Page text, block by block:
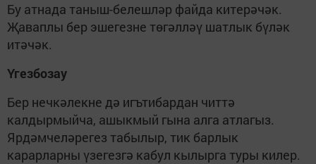
Бу атнада таныш-белешләр файда китерәчәк.
Җаваплы бер эшегезне төгәлләү шатлык бүләк
итәчәк.
Үгезбозау
Бер нечкәлекне дә игътибардан читтә
калдырмыйча, ашыкмый гына алга атлагыз.
Ярдәмчеләрегез табылыр, тик барлык
карарларны үзегезгә кабул кылырга туры килер.